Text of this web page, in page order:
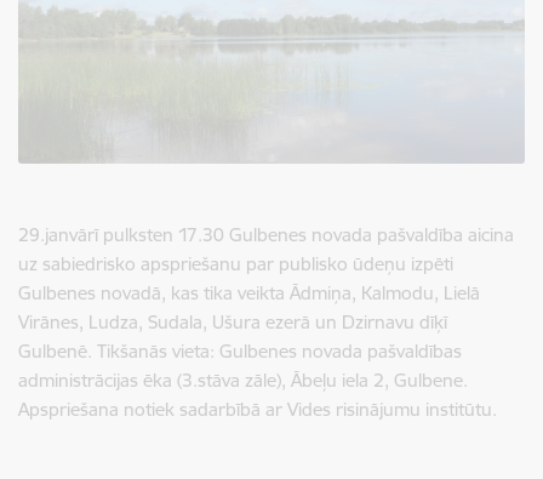
29.janvārī pulksten 17.30 Gulbenes novada pašvaldība aicina
uz sabiedrisko apspriešanu par publisko ūdeņu izpēti
Gulbenes novadā, kas tika veikta Ādmiņa, Kalmodu, Lielā
Virānes, Ludza, Sudala, Ušura ezerā un Dzirnavu dīķī
Gulbenē. Tikšanās vieta: Gulbenes novada pašvaldības
administrācijas ēka (3.stāva zāle), Ābeļu iela 2, Gulbene.
Apspriešana notiek sadarbībā ar Vides risinājumu institūtu.